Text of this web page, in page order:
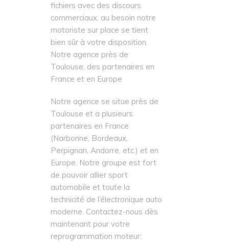
fichiers avec des discours
commerciaux, au besoin notre
motoriste sur place se tient
bien sûr à votre disposition.
Notre agence près de
Toulouse, des partenaires en
France et en Europe
Notre agence se situe près de
Toulouse et a plusieurs
partenaires en France
(Narbonne, Bordeaux,
Perpignan, Andorre, etc.) et en
Europe. Notre groupe est fort
de pouvoir allier sport
automobile et toute la
technicité de l’électronique auto
moderne. Contactez-nous dès
maintenant pour votre
reprogrammation moteur: